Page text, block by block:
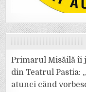
Primarul Misăilă îi
din Teatrul Pastia:
atunci când